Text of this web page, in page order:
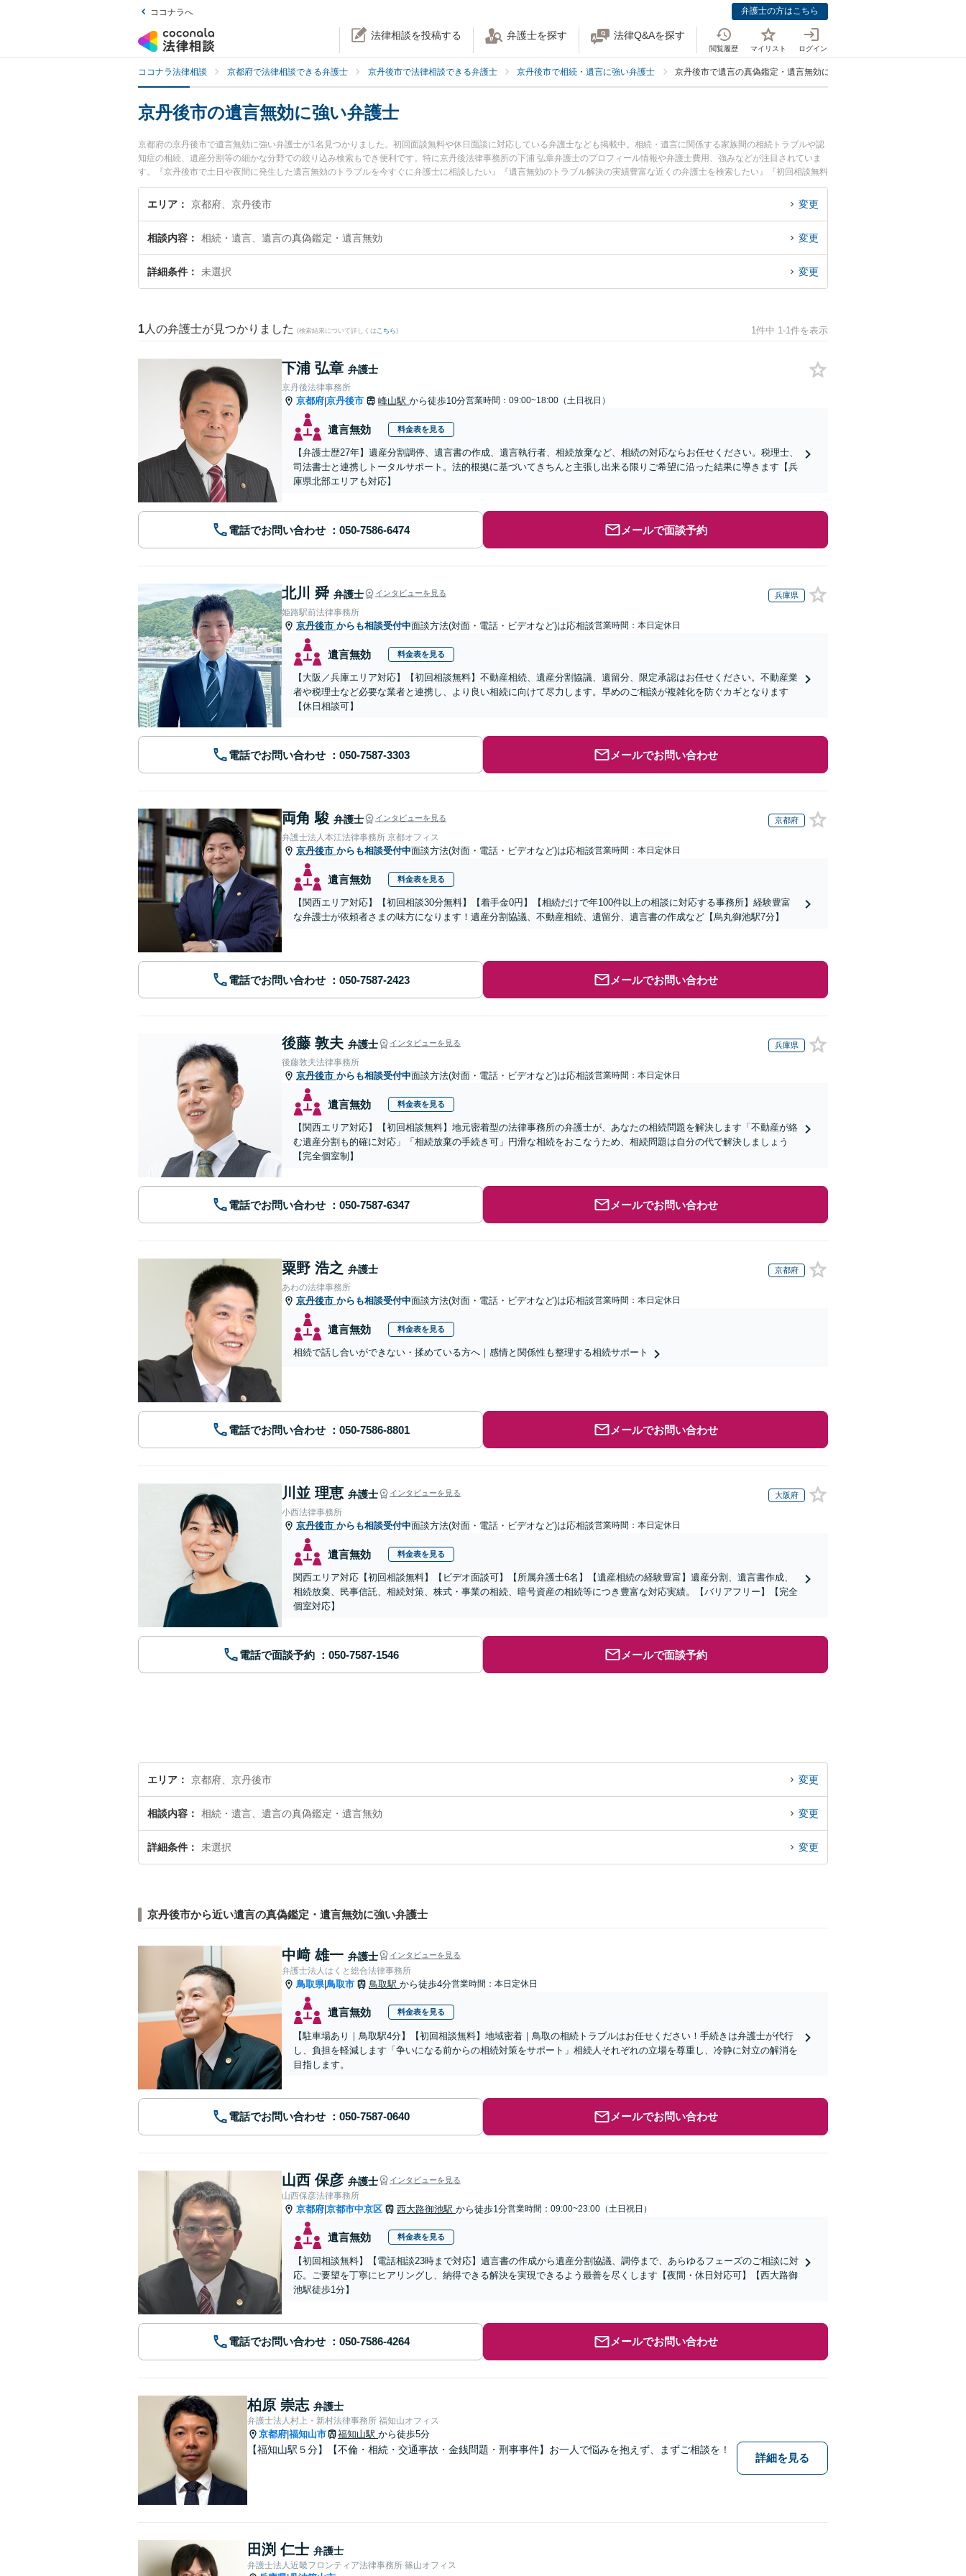
ココナラへ 弁護士の方はこちら
法律相談を投稿する 弁護士を探す 法律Q&Aを探す
閲覧履歴 マイリスト ログイン
ココナラ法律相談 京都府で法律相談できる弁護士 京丹後市で法律相談できる弁護士 京丹後市で相続・遺言に強い弁護士 京丹後市で遺言の真偽鑑定・遺言無効に強い弁護士
京丹後市の遺言無効に強い弁護士
京都府の京丹後市で遺言無効に強い弁護士が1名見つかりました。初回面談無料や休日面談に対応している弁護士なども掲載中。相続・遺言に関係する家族間の相続トラブルや認
知症の相続、遺産分割等の細かな分野での絞り込み検索もでき便利です。特に京丹後法律事務所の下浦 弘章弁護士のプロフィール情報や弁護士費用、強みなどが注目されていま
す。『京丹後市で土日や夜間に発生した遺言無効のトラブルを今すぐに弁護士に相談したい』『遺言無効のトラブル解決の実績豊富な近くの弁護士を検索したい』『初回相談無料
で遺言無効を法律相談できる京丹後市内の弁護士に相談予約したい』などでお困りの相談者さんにおすすめです。
エリア 京都府、京丹後市 変更
相談内容 相続・遺言、遺言の真偽鑑定・遺言無効 変更
詳細条件 未選択 変更
1 人の弁護士が見つかりました (検索結果について詳しくは こちら) 1件中 1-1件を表示
下浦 弘章 弁護士
京丹後法律事務所
京都府|京丹後市 峰山駅 から徒歩10分営業時間：09:00~18:00（土日祝日）
遺言無効 料金表を見る
【弁護士歴27年】遺産分割調停、遺言書の作成、遺言執行者、相続放棄など、相続の対応ならお任せください。税理士、
司法書士と連携しトータルサポート。法的根拠に基づいてきちんと主張し出来る限りご希望に沿った結果に導きます【兵
庫県北部エリアも対応】
電話でお問い合わせ メールで面談予約
北川 舜 弁護士 インタビューを見る 兵庫県
姫路駅前法律事務所
京丹後市 からも相談受付中面談方法(対面・電話・ビデオなど)は応相談営業時間：本日定休日
遺言無効 料金表を見る
【大阪／兵庫エリア対応】【初回相談無料】不動産相続、遺産分割協議、遺留分、限定承認はお任せください。不動産業
者や税理士など必要な業者と連携し、より良い相続に向けて尽力します。早めのご相談が複雑化を防ぐカギとなります
【休日相談可】
電話でお問い合わせ メールでお問い合わせ
両角 駿 弁護士 インタビューを見る 京都府
弁護士法人本江法律事務所 京都オフィス
京丹後市 からも相談受付中面談方法(対面・電話・ビデオなど)は応相談営業時間：本日定休日
遺言無効 料金表を見る
【関西エリア対応】【初回相談30分無料】【着手金0円】【相続だけで年100件以上の相談に対応する事務所】経験豊富
な弁護士が依頼者さまの味方になります！遺産分割協議、不動産相続、遺留分、遺言書の作成など【烏丸御池駅7分】
電話でお問い合わせ メールでお問い合わせ
後藤 敦夫 弁護士 インタビューを見る 兵庫県
後藤敦夫法律事務所
京丹後市 からも相談受付中面談方法(対面・電話・ビデオなど)は応相談営業時間：本日定休日
遺言無効 料金表を見る
【関西エリア対応】【初回相談無料】地元密着型の法律事務所の弁護士が、あなたの相続問題を解決します「不動産が絡
む遺産分割も的確に対応」「相続放棄の手続き可」円滑な相続をおこなうため、相続問題は自分の代で解決しましょう
【完全個室制】
電話でお問い合わせ メールでお問い合わせ
粟野 浩之 弁護士 京都府
あわの法律事務所
京丹後市 からも相談受付中面談方法(対面・電話・ビデオなど)は応相談営業時間：本日定休日
遺言無効 料金表を見る
相続で話し合いができない・揉めている方へ｜感情と関係性も整理する相続サポート
電話でお問い合わせ メールでお問い合わせ
川並 理恵 弁護士 インタビューを見る 大阪府
小西法律事務所
京丹後市 からも相談受付中面談方法(対面・電話・ビデオなど)は応相談営業時間：本日定休日
遺言無効 料金表を見る
関西エリア対応【初回相談無料】【ビデオ面談可】【所属弁護士6名】【遺産相続の経験豊富】遺産分割、遺言書作成、
相続放棄、民事信託、相続対策、株式・事業の相続、暗号資産の相続等につき豊富な対応実績。【バリアフリー】【完全
個室対応】
電話で面談予約 メールで面談予約
エリア 京都府、京丹後市 変更
相談内容 相続・遺言、遺言の真偽鑑定・遺言無効 変更
詳細条件 未選択 変更
京丹後市から近い遺言の真偽鑑定・遺言無効に強い弁護士
中﨑 雄一 弁護士 インタビューを見る
弁護士法人はくと総合法律事務所
鳥取県|鳥取市 鳥取駅 から徒歩4分営業時間：本日定休日
遺言無効 料金表を見る
【駐車場あり｜鳥取駅4分】【初回相談無料】地域密着｜鳥取の相続トラブルはお任せください！手続きは弁護士が代行
し、負担を軽減します「争いになる前からの相続対策をサポート」相続人それぞれの立場を尊重し、冷静に対立の解消を
目指します。
電話でお問い合わせ メールでお問い合わせ
山西 保彦 弁護士 インタビューを見る
山西保彦法律事務所
京都府 京都市中京区 西大路御池駅 から徒歩1分営業時間：09:00~23:00（土日祝日）
遺言無効 料金表を見る
【初回相談無料】【電話相談23時まで対応】遺言書の作成から遺産分割協議、調停まで、あらゆるフェーズのご相談に対
応。ご要望を丁寧にヒアリングし、納得できる解決を実現できるよう最善を尽くします【夜間・休日対応可】【西大路御
池駅徒歩1分】
電話でお問い合わせ メールでお問い合わせ
柏原 崇志 弁護士
弁護士法人村上・新村法律事務所 福知山オフィス
京都府 福知山市 福知山駅 から徒歩5分
【福知山駅５分】【不倫・相続・交通事故・金銭問題・刑事事件】お一人で悩みを抱えず、まずご相談を！
詳細を見る
田渕 仁士 弁護士
弁護士法人近畿フロンティア法律事務所 篠山オフィス